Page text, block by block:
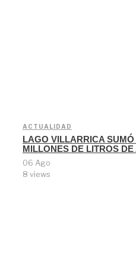
ACTUALIDAD
LAGO VILLARRICA
MILLONES DE LITROS
06 Ago
8 views